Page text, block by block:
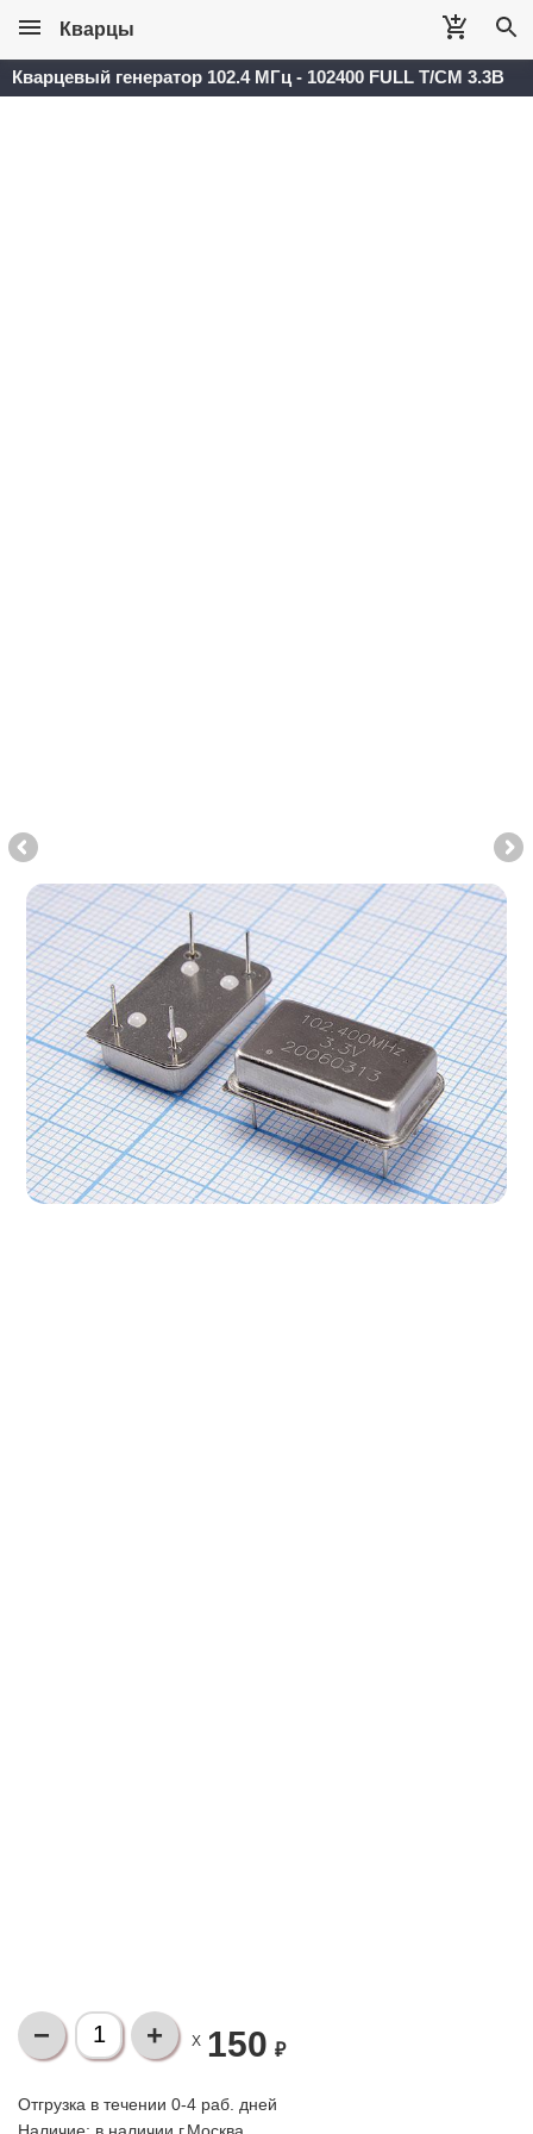
Кварцы
Кварцевый генератор 102.4 МГц - 102400 FULL T/CM 3.3В
X 150 ₽
Отгрузка в течении 0-4 раб. дней
Наличие: в наличии г.Москва